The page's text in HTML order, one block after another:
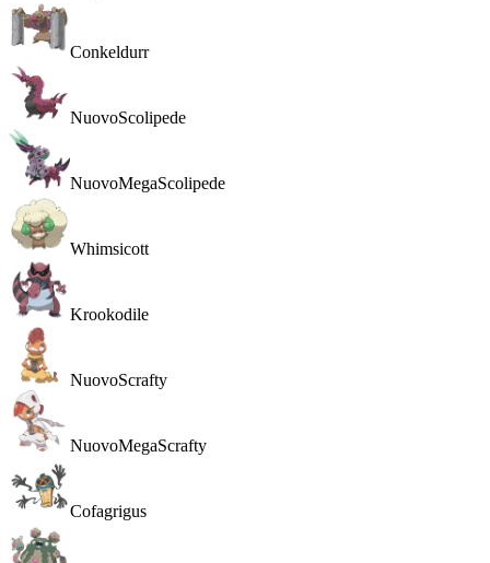
Conkeldurr
NuovoScolipede
NuovoMegaScolipede
Whimsicott
Krookodile
NuovoScrafty
NuovoMegaScrafty
Cofagrigus